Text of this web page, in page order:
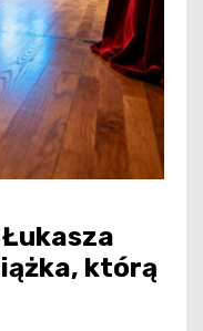
którą